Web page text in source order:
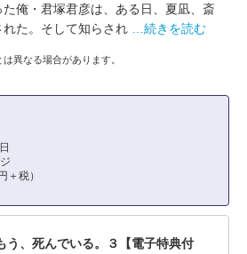
俺・君塚君彦は、ある日、夏凪、斎
た。そして知らされ
…続きを読む
異なる場合があります。
＋税）
う、死んでいる。３【電子特典付